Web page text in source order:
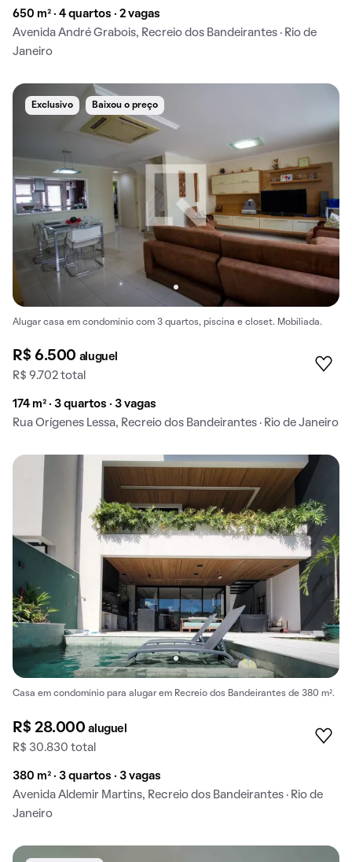
650 m² · 4 quartos · 2 vagas
Avenida André Grabois, Recreio dos Bandeirantes · Rio de
Janeiro
Exclusivo Baixou o preço
Alugar casa em condomínio com 3 quartos, piscina e closet. Mobiliada.
R$ 6.500 aluguel
R$ 9.702 total
174 m² · 3 quartos · 3 vagas
Rua Orígenes Lessa, Recreio dos Bandeirantes · Rio de Janeiro
Casa em condomínio para alugar em Recreio dos Bandeirantes de 380 m².
R$ 28.000aluguel
R$ 30.830 total
380 m² · 3 quartos · 3 vagas
Avenida Aldemir Martins, Recreio dos Bandeirantes · Rio de
Janeiro